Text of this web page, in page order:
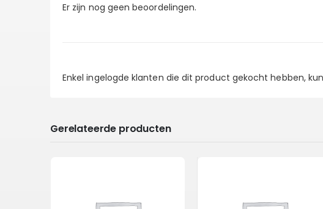
Er zijn nog geen beoordelingen.
Enkel ingelogde klanten die dit product gekocht hebben,
Gerelateerde producten